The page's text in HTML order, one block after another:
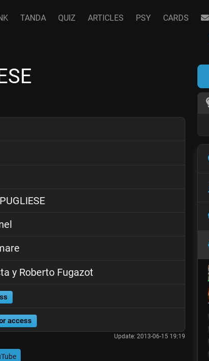
TANDA QUIZ ARTICLES PSY CARDS
y Roberto Fugazot
access
Update: 2013-06-15 19:19